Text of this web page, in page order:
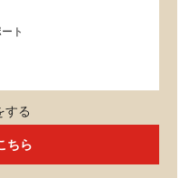
ト
する
ちら